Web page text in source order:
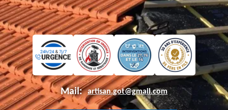
Mail: artisan.got@gmail.com